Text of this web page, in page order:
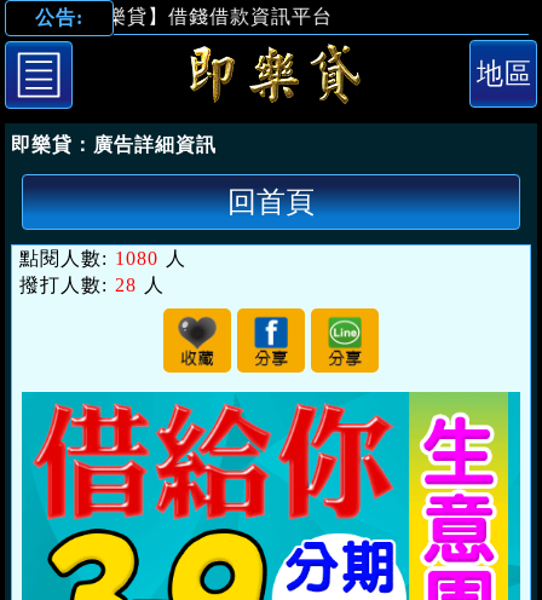
公告:
【即樂貸】借錢借款資訊平台
即樂貸： 廣告詳細資訊
回首頁
點閱人數: 1080 人
撥打人數: 28 人